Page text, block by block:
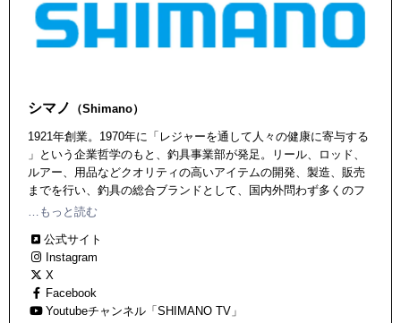
シマノ （Shimano）
1921年創業。1970年に「レジャーを通して人々の健康に寄与する
」という企業哲学のもと、釣具事業部が発足。リール、ロッド、
ルアー、用品などクオリティの高いアイテムの開発、製造、販売
までを行い、釣具の総合ブランドとして、国内外問わず多くのフ
ァンを抱えている。独自の技術も数多く、世界に誇るジャパンク
…もっと読む
公式サイト
Instagram
X
Facebook
Youtubeチャンネル「SHIMANO TV」